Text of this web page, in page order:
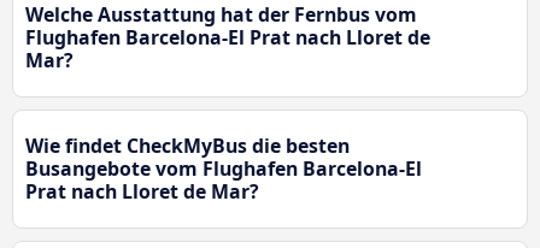
Welche Ausstattung hat der Fernbus vom
Flughafen Barcelona-El Prat nach Lloret de
Mar?
Wie findet CheckMyBus die besten
Busangebote vom Flughafen Barcelona-El
Prat nach Lloret de Mar?